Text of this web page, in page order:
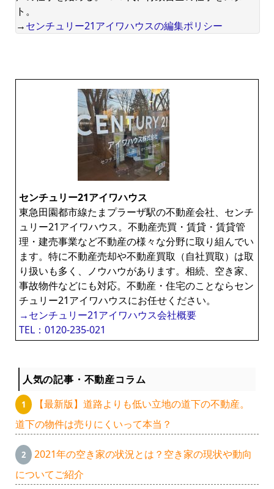
ト。
→センチュリー21アイワハウスの編集ポリシー
センチュリー21アイワハウス
東急田園都市線たまプラーザ駅の不動産会社、センチ
ュリー21アイワハウス。不動産売買・賃貸・賃貸管
理・建売事業など不動産の様々な分野に取り組んでい
ます。特に不動産売却や不動産買取（自社買取）は取
り扱いも多く、ノウハウがあります。相続、空き家、
事故物件などにも対応。不動産・住宅のことならセン
チュリー21アイワハウスにお任せください。
→センチュリー21アイワハウス会社概要
TEL：0120-235-021
人気の記事・不動産コラム
【最新版】道路よりも低い立地の道下の不動産。
道下の物件は売りにくいって本当？
2021年の空き家の状況とは？空き家の現状や動向
についてご紹介